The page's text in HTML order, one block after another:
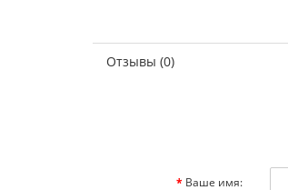
Отзывы (0)
Ваше имя: